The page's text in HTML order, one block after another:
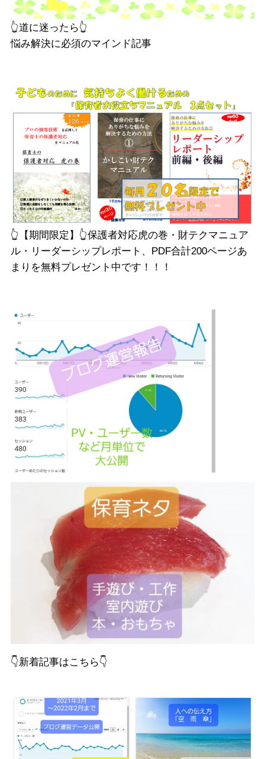
👆️道に迷ったら👆️
悩み解決に必須のマインド記事
👆️【期間限定】👆️保護者対応虎の巻・財テクマニュア
ル・リーダーシップレポート、PDF合計200ページあ
まりを無料プレゼント中です！！！
👇️新着記事はこちら👇️